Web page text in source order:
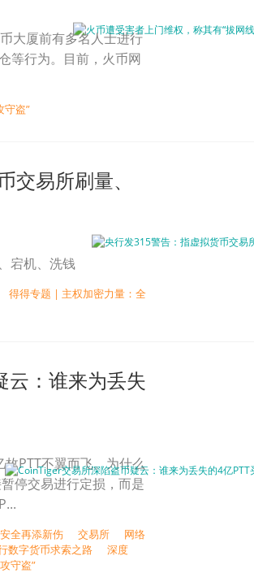
大厦前有多名人士进行
等行为。目前，火币网
守盗”
易所刷量、
宕机、洗钱
得得专题 | 主权加密力量：全
云：谁来为丢失
PTT不翼而飞。为什么
停交易进行定损，而是
全再添新伤 交易所
网络
数字货币求索之路
深度
守盗”